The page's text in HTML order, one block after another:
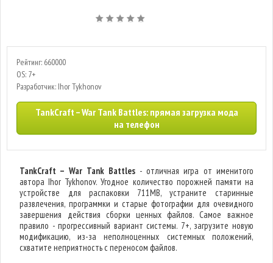
Рейтинг: 660000
OS: 7+
Разработчик: Ihor Tykhonov
TankCraft – War Tank Battles: прямая загрузка мода
на телефон
TankCraft – War Tank Battles- отличная игра от именитого
автора Ihor Tykhonov. Угодное количество порожней памяти на
устройстве для распаковки 711MB, устраните старинные
развлечения, программки и старые фотографии для очевидного
завершения действия сборки ценных файлов. Самое важное
правило - прогрессивный вариант системы. 7+, загрузите новую
модификацию, из-за неполноценных системных положений,
схватите неприятность с переносом файлов.